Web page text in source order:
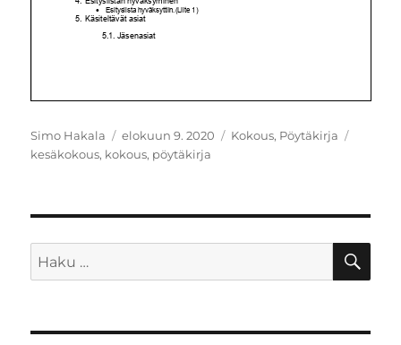
Kirjoittaja
Simo Hakala Julkaistu
elokuun 9. 2020 Kategoriat
Kokous, Pöytäkirja
kesäkokous, kokous, pöytäkirja
Etsi: